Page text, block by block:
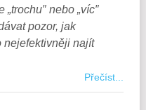
nebo „víc″
pozor, jak
nejefektivněji najít
Přečíst...